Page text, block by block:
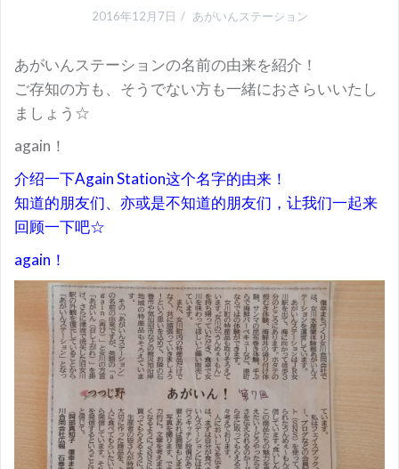
2016年12月7日 あがいんステーション
あがいんステーションの名前の由来を紹介！
ご存知の方も、そうでない方も一緒におさらいいたし
ましょう☆
again！
介绍一下Again Station这个名字的由来！
知道的朋友们、亦或是不知道的朋友们，让我们一起来
回顾一下吧☆
again！